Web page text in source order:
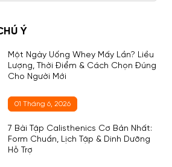
Ý
Một Ngày Uống Whey Mấy Lần? Liều
Lượng, Thời Điểm & Cách Chọn Đúng
Cho Người Mới
01 Tháng 6, 2026
7 Bài Tập Calisthenics Cơ Bản Nhất:
Form Chuẩn, Lịch Tập & Dinh Dưỡng
Hỗ Trợ